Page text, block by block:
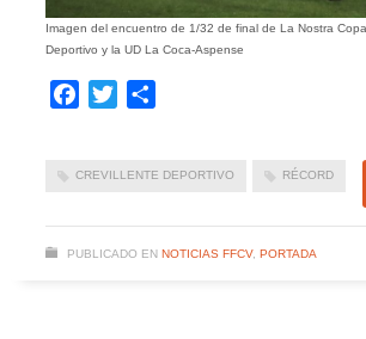
Imagen del encuentro de 1/32 de final de La Nostra
Deportivo y la UD La Coca-Aspense
Facebook
Twitter
CREVILLENTE DEPORTIVO RÉCORD
PUBLICADO EN NOTICIAS FFCV, PORTADA